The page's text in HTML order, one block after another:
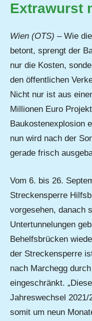
Extrawurst
Wien (OTS) – Wie
betont, sprengt der
nur die Kosten,
den öffentlichen
Nicht nur ist aus
Millionen Euro
Baukostenexplosion
nun wird nach der
gerade frisch
Vom 6. bis 26.
Streckensperre
vorgesehen, danach
Untertunnelungen
Behelfsbrücken
der Streckensperre
nach Marchegg
eingeschränkt.
Jahreswechsel
somit um neun